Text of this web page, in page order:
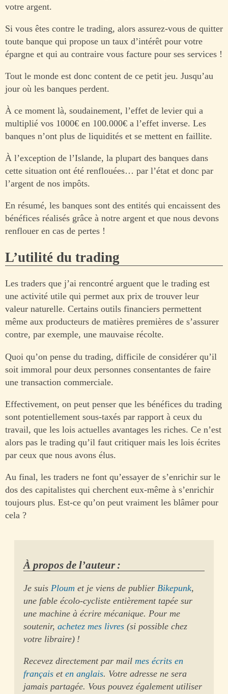
votre argent.
Si vous êtes contre le trading, alors assurez-vous de quitter
toute banque qui propose un taux d’intérêt pour votre
épargne et qui au contraire vous facture pour ses services !
Tout le monde est donc content de ce petit jeu. Jusqu’au
jour où les banques perdent.
À ce moment là, soudainement, l’effet de levier qui a
multiplié vos 1000€ en 100.000€ a l’effet inverse. Les
banques n’ont plus de liquidités et se mettent en faillite.
À l’exception de l’Islande, la plupart des banques dans
cette situation ont été renflouées… par l’état et donc par
l’argent de nos impôts.
En résumé, les banques sont des entités qui encaissent des
bénéfices réalisés grâce à notre argent et que nous devons
renflouer en cas de pertes !
L’utilité du trading
Les traders que j’ai rencontré arguent que le trading est
une activité utile qui permet aux prix de trouver leur
valeur naturelle. Certains outils financiers permettent
même aux producteurs de matières premières de s’assurer
contre, par exemple, une mauvaise récolte.
Quoi qu’on pense du trading, difficile de considérer qu’il
soit immoral pour deux personnes consentantes de faire
une transaction commerciale.
Effectivement, on peut penser que les bénéfices du trading
sont potentiellement sous-taxés par rapport à ceux du
travail, que les lois actuelles avantages les riches. Ce n’est
alors pas le trading qu’il faut critiquer mais les lois écrites
par ceux que nous avons élus.
Au final, les traders ne font qu’essayer de s’enrichir sur le
dos des capitalistes qui cherchent eux-même à s’enrichir
toujours plus. Est-ce qu’on peut vraiment les blâmer pour
cela ?
À propos de l’auteur :
Je suisPloum et je viens de publierBikepunk,
une fable écolo-cycliste entièrement tapée sur
une machine à écrire mécanique. Pour me
soutenir,achetez mes livres (si possible chez
votre libraire) !
Recevez directement par mailmes écrits en
français eten anglais. Votre adresse ne sera
jamais partagée. Vous pouvez également utiliser